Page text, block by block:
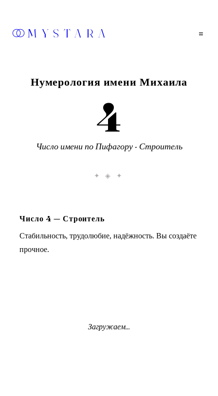
MYSTARA =
Нумерология имени Михаила
4
Число именипо Пифагору · Строитель
✦ ◈ ✦
Число 4 — Строитель
Стабильность, трудолюбие, надёжность. Вы создаёте
прочное.
Загружаем...